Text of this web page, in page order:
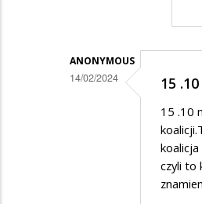
odpowiedzi
Zabolało
frustracie…
ANONYMOUS
14/02/2024 15
15 .10
koalicja
czyli to